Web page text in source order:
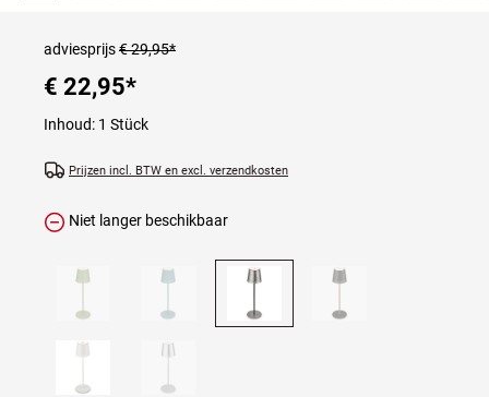
adviesprijs€ 29,95*
€ 22,95*
Inhoud: 1 Stück
Prijzen incl. BTW en excl. verzendkosten
Niet langer beschikbaar